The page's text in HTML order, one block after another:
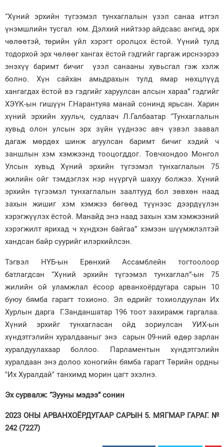
“Хүний эрхийн түгээмэл тунхаглалын үзэл санаа итгэл
үнэмшлийн тусгал юм. Дэлхий нийтээр айдсаас ангид, эрх
чөлөөтэй, төрийн үйл хэрэгт оролцох ёстой. Үүний тулд
тодорхой эрх чөлөөг хангах ёстой гэдгийг гаргаж ирснээрээ
энэхүү баримт бичиг үзэл санааны хувьсгал гэж хэлж
болно. Хүн сайхан амьдрахын тулд ямар нөхцлүүд
хангагдах ёстой вэ гэдгийг харуулсан алсын хараа” гэдгийг
ХЭҮК-ын гишүүн Г.Нарантуяа манай сонинд ярьсан. Харин
хүний эрхийн хуульч, судлаач Л.Галбаатар “Тунхаглалын
хувьд олон улсын эрх зүйн үүднээс авч үзвэл заавал
дагаж мөрдөх шинж агуулсан баримт бичиг хэдий ч
заншлын хэм хэмжээнд тооцогддог. Товчхондоо Монгол
Улсын хувьд Хүний эрхийн түгээмэл тунхаглалын 75
жилийн ойг тэмдэглэх нэр нүүргүй шахуу болжээ. Хүний
эрхийн түгээмэл тунхаглалын заалтууд бол зөвхөн наад
захын жишиг хэм хэмжээ бөгөөд түүнээс дээрдүүлэн
хэрэгжүүлэх ёстой. Манайд энэ наад захын хэм хэмжээний
хэрэгжилт ярихад ч хүндхэн байгаа” хэмээн шүүмжлэлтэй
хандсан байр суурийг илэрхийлсэн.
Тэгвэл НҮБ-ын Ерөнхий Ассамблейн тогтоолоор
батлагдсан “Хүний эрхийн түгээмэл тунхаглал”-ын 75
жилийн ой уламжлал ёсоор арванхоёрдугара сарын 10
буюу бямба гарагт тохионо. Эл өдрийг тохиолдуулан Их
Хурлын дарга Г.Занданшатар 196 тоот захирамж гаргалаа.
Хүний эрхийг тунхагласан ойд зориулсан УИХ-ын
хүндэтгэлийн хуралдааныг энэ сарын 09-ний өдөр зарлан
хуралдуулахаар боллоо. Парламентын хүндэтгэлийн
хуралдаан энэ долоо хоногийн бямба гарагт Төрийн ордны
"Их Хуралдай" танхимд морин цагт эхэлнэ.
Эх сурвалж: “Зууны мэдээ” сонин
2023 ОНЫ АРВАНХОЁРДУГААР САРЫН 5. МЯГМАР ГАРАГ. №
242 (7227)